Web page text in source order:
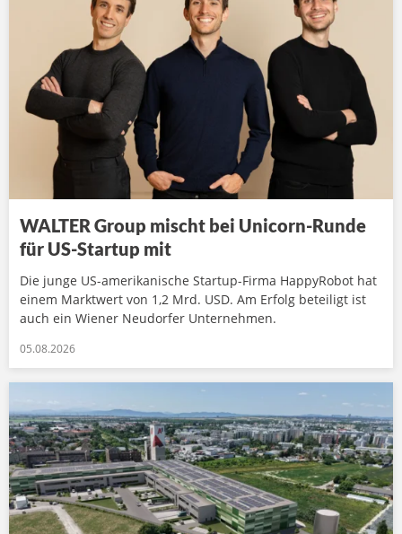
WALTER Group mischt bei Unicorn-Runde
für US-Startup mit
Die junge US-amerikanische Startup-Firma HappyRobot hat
einem Marktwert von 1,2 Mrd. USD. Am Erfolg beteiligt ist
auch ein Wiener Neudorfer Unternehmen.
05.08.2026